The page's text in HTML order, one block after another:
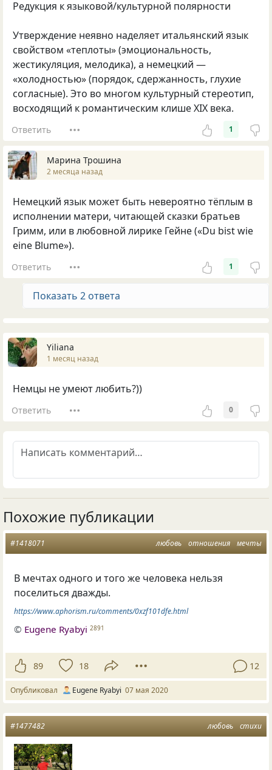
Редукция к языковой/культурной полярности
Утверждение неявно наделяет итальянский язык
свойством «теплоты» (эмоциональность,
жестикуляция, мелодика), а немецкий —
«холодностью» (порядок, сдержанность, глухие
согласные). Это во многом культурный стереотип,
восходящий к романтическим клише XIX века.
Ответить 1
Марина Трошина
2 месяца назад
Немецкий язык может быть невероятно тёплым в
исполнении матери, читающей сказки братьев
Гримм, или в любовной лирике Гейне («Du bist wie
eine Blume»).
Ответить 1
Показать 2 ответа
Yiliana
1 месяц назад
Немцы не умеют любить?))
Ответить 0
Похожие публикации
любовь отношения мечты
#1418071
В мечтах одного и того же человека нельзя
поселиться дважды.
https://www.aphorism.ru/comments/0xzf101dfe.html
© Eugene Ryabyi 2891
89 18 12
Опубликовал Eugene Ryabyi 07 мая 2020
любовь стихи
#1477482